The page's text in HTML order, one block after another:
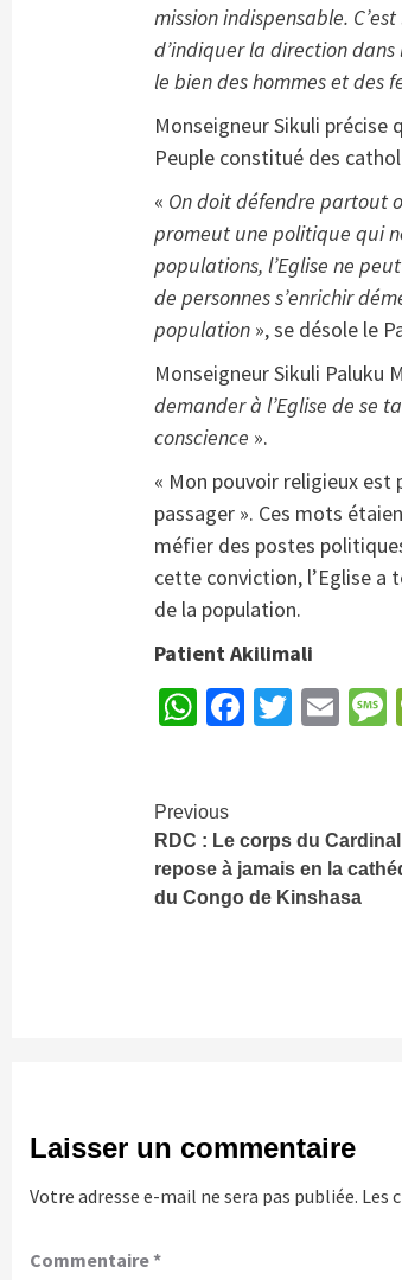
mission indispensable.
d’indiquer la direction
le bien des hommes et des
Monseigneur Sikuli précise
Peuple constitué des
« On doit défendre partout
promeut une politique qui
populations, l’Eglise ne
de personnes s’enrichir
population », se désole le
Monseigneur Sikuli Paluku
demander à l’Eglise de se
conscience ».
« Mon pouvoir religieux est
passager ». Ces mots
méfier des postes
cette conviction, l’Eglise a
de la population.
Patient Akilimali
WhatsApp
Facebook
Continue
Reading
Previous
RDC : Le corps du
repose à jamais en la
du Congo de Kinshasa
Laisser un commentaire
Votre adresse e-mail ne sera pas publiée. Les
Commentaire*